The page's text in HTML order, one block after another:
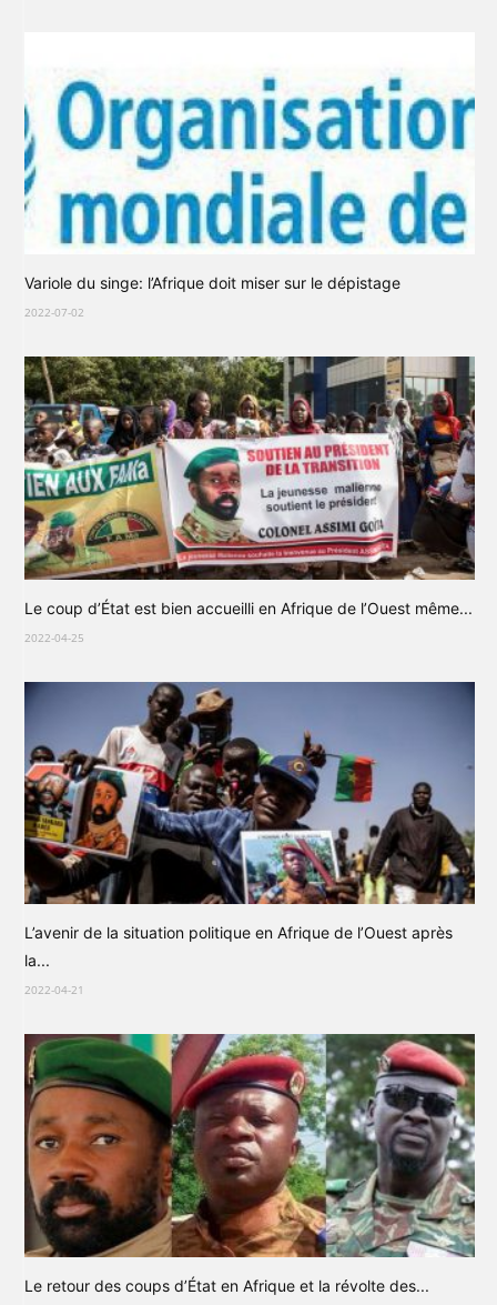
Variole du singe: l’Afrique doit miser sur le dépistage
2022-07-02
Le coup d’État est bien accueilli en Afrique de l’Ouest même...
2022-04-25
L’avenir de la situation politique en Afrique de l’Ouest après
la...
2022-04-21
Le retour des coups d’État en Afrique et la révolte des...